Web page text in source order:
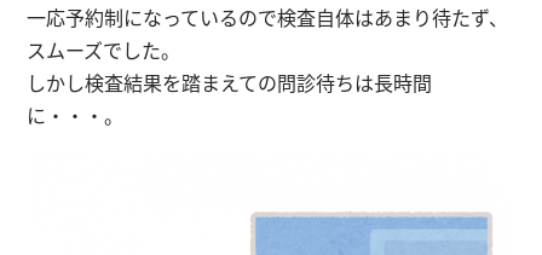
一応予約制になっているので検査自体はあまり待たず、
スムーズでした。
しかし検査結果を踏まえての問診待ちは長時間
に・・・。